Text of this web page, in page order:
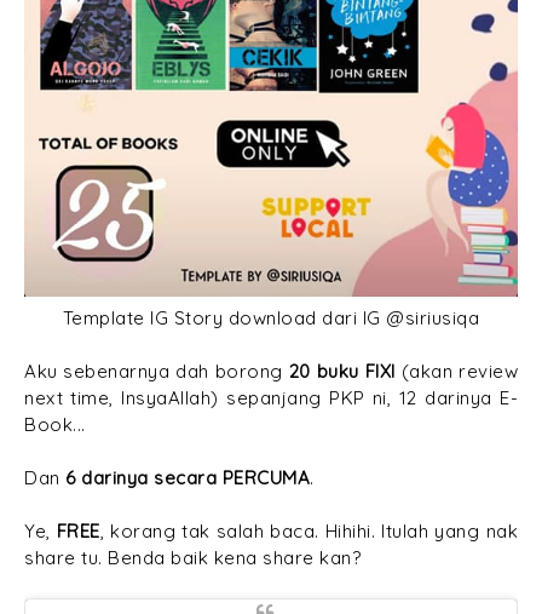
Template IG Story download dari IG @siriusiqa
Aku sebenarnya dah borong 20 buku FIXI (akan review
next time, InsyaAllah) sepanjang PKP ni, 12 darinya E-
Book...
Dan 6 darinya secara PERCUMA.
Ye, FREE , korang tak salah baca. Hihihi. Itulah yang nak
share tu. Benda baik kena share kan?